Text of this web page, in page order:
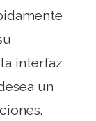
interfaz
un